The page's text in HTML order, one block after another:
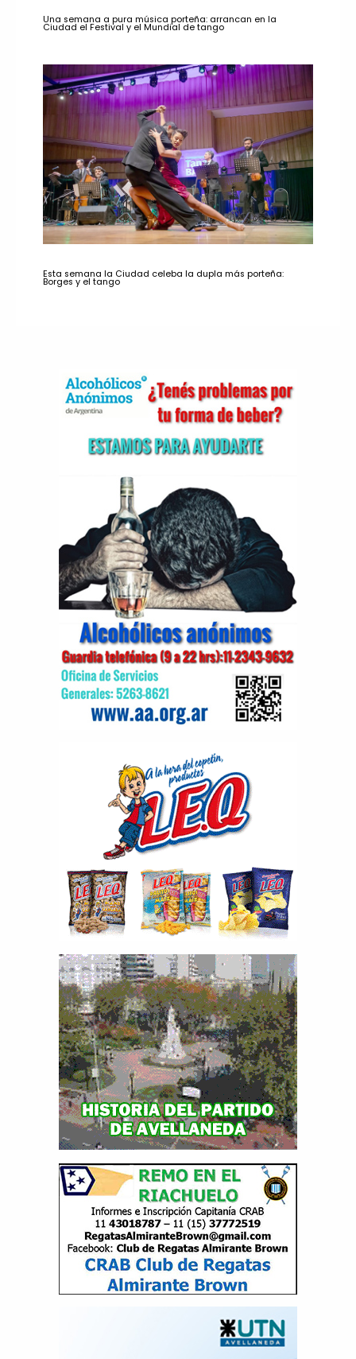
Una semana a pura música porteña: arrancan en la
Ciudad el Festival y el Mundial de tango
Esta semana la Ciudad celeba la dupla más porteña:
Borges y el tango